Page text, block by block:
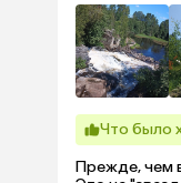
Что было
Прежде, чем